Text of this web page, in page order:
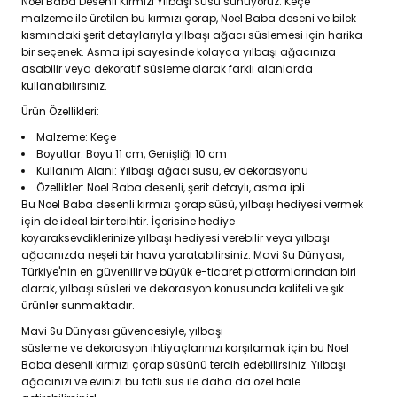
malzeme ile üretilen bu kırmızı çorap, Noel Baba deseni ve bilek
kısmındaki şerit detaylarıyla yılbaşı ağacı süslemesi için harika
bir seçenek. Asma ipi sayesinde kolayca yılbaşı ağacınıza
asabilir veya dekoratif süsleme olarak farklı alanlarda
kullanabilirsiniz.
Ürün Özellikleri:
Malzeme: Keçe
Boyutlar: Boyu 11 cm, Genişliği 10 cm
Kullanım Alanı: Yılbaşı ağacı süsü, ev dekorasyonu
Özellikler: Noel Baba desenli, şerit detaylı, asma ipli
Bu Noel Baba desenli kırmızı çorap süsü, yılbaşı hediyesi vermek
için de ideal bir tercihtir. İçerisine hediye
koyaraksevdiklerinize yılbaşı hediyesi verebilir veya yılbaşı
ağacınızda neşeli bir hava yaratabilirsiniz. Mavi Su Dünyası,
Türkiye'nin en güvenilir ve büyük e-ticaret platformlarından biri
olarak, yılbaşı süsleri ve dekorasyon konusunda kaliteli ve şık
ürünler sunmaktadır.
Mavi Su Dünyası güvencesiyle, yılbaşı
süsleme ve dekorasyon ihtiyaçlarınızı karşılamak için bu Noel
Baba desenli kırmızı çorap süsünü tercih edebilirsiniz. Yılbaşı
ağacınızı ve evinizi bu tatlı süs ile daha da özel hale